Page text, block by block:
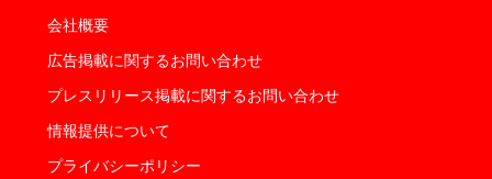
会社概要
広告掲載に関するお問い合わせ
プレスリリース掲載に関するお問い合わせ
情報提供について
プライバシーポリシー